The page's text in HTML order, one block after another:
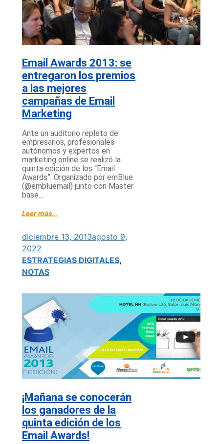
Email Awards 2013: se
entregaron los premios
a las mejores
campañas de Email
Marketing
Ante un auditorio repleto de
empresarios, profesionales
autónomos y expertos en
marketing online se realizó la
quinta edición de los “Email
Awards”. Organizado por emBlue
(@embluemail) junto con Master
base…
Leer más...
diciembre 13, 2013agosto 9,
2022
ESTRATEGIAS DIGITALES,
NOTAS
¡Mañana se conocerán
los ganadores de la
quinta edición de los
Email Awards!